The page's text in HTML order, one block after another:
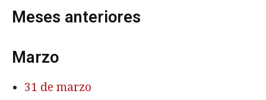
Meses anteriores
Marzo
31 de marzo